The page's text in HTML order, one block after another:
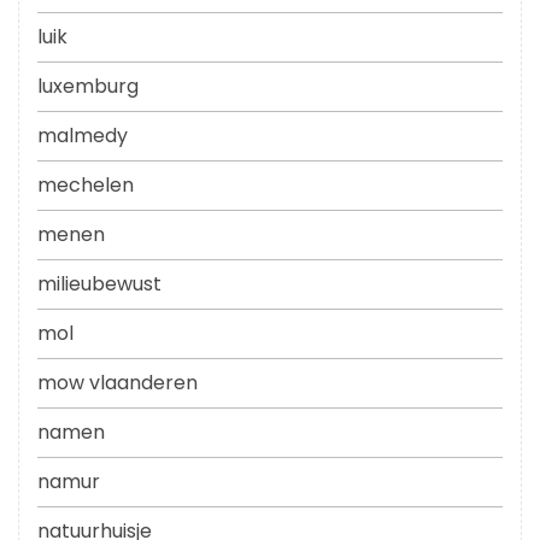
luik
luxemburg
malmedy
mechelen
menen
milieubewust
mol
mow vlaanderen
namen
namur
natuurhuisje